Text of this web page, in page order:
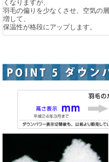
くなりますが、
羽毛の偏りを少なくさせ、空気の
増して、
保温性が格段にアップします。